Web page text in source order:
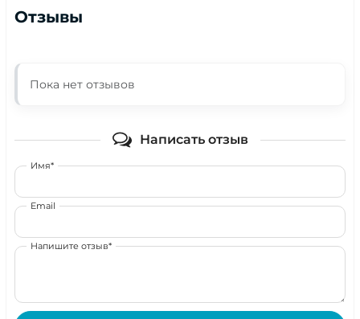
Отзывы
Пока нет отзывов
Написать отзыв
Имя*
Email
Напишите отзыв*